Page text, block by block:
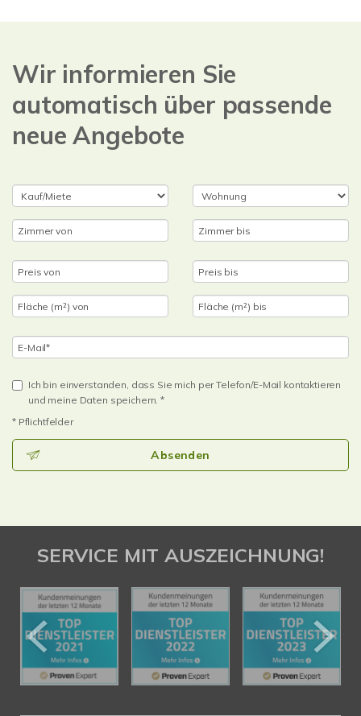
Wir informieren Sie
automatisch über passende
neue Angebote
Ich bin einverstanden, dass Sie mich per Telefon/E-Mail kontaktieren
und meine Daten speichern. *
* Pflichtfelder
Absenden
SERVICE MIT AUSZEICHNUNG!